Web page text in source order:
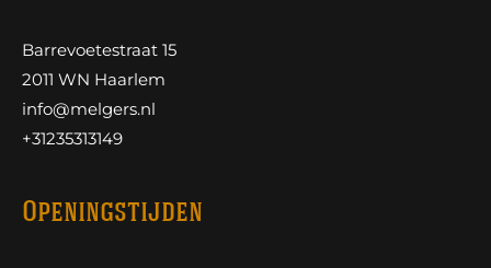
Barrevoetestraat 15
2011 WN Haarlem
info@melgers.nl
+31235313149
Openingstijden